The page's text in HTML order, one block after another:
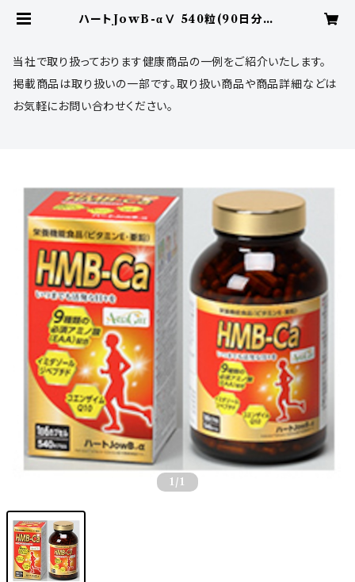
ハートJowB-αⅤ 540粒(90日分) |
当社で取り扱っております健康商品の一例をご紹介いたします。
掲載商品は取り扱いの一部です。取り扱い商品や商品詳細などは
お気軽にお問い合わせください。
1 /1